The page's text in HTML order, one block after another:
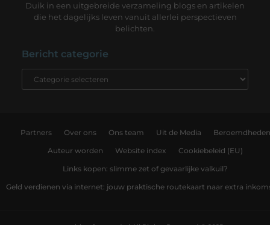
Duik in een uitgebreide verzameling blogs en artikelen
die het dagelijks leven vanuit allerlei perspectieven
belichten.
Bericht categorie
Partners Over ons Ons team Uit de Media Beroemdheden
Auteur worden Website index Cookiebeleid (EU)
Links kopen: slimme zet of gevaarlijke valkuil?
Geld verdienen via internet: jouw praktische routekaart naar extra